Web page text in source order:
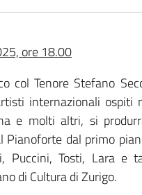
ore 18.00
col Tenore Stefano
internazionali ospiti
e molti altri, si
Pianoforte dal primo
Puccini, Tosti, Lara e
di Cultura di Zurigo.